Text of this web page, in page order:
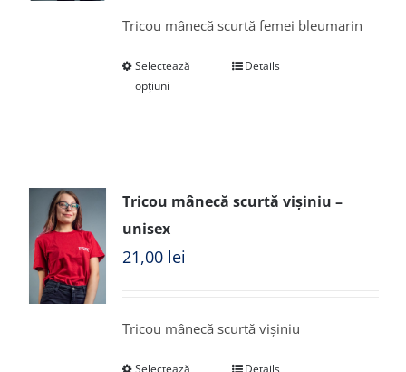
Tricou mânecă scurtă femei bleumarin
Selectează
opțiuni
Details
Tricou mânecă scurtă vișiniu –
unisex
21,00 lei
Tricou mânecă scurtă vișiniu
Selectează
Details